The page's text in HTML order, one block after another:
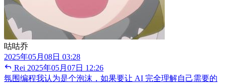
咕咕乔
2025年05月08日 03:28
Rei 2025年05月07日 12:26
氛围编程我认为是个泡沫，如果要让 AI 完全理解自己需要的